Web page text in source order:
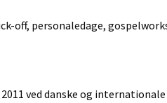
off, personaledage,
ved danske og